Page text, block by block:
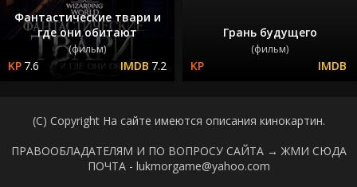
Фантастические твари и
где они обитают
(фильм)
7.6 7.2
Грань будущего
(фильм)
(C) Copyright На сайте имеются описания кинокартин.
ПРАВООБЛАДАТЕЛЯМ И ПО ВОПРОСУ САЙТА → ЖМИ СЮДА
ПОЧТА - lukmorgame@yahoo.com